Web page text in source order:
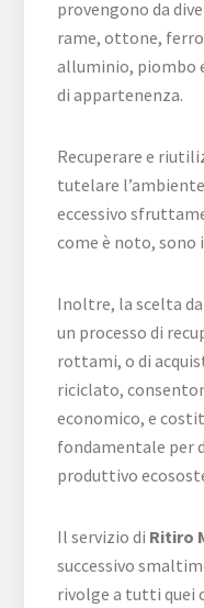
provengono da
rame, ottone,
alluminio, piombo
di appartenenza.
Recuperare e
tutelare
eccessivo
come è noto, sono
Inoltre, la scelta
un processo di
rottami, o di
riciclato,
economico, e
fondamentale per
produttivo
Il servizio di Ritiro
successivo
rivolge a tutti quei